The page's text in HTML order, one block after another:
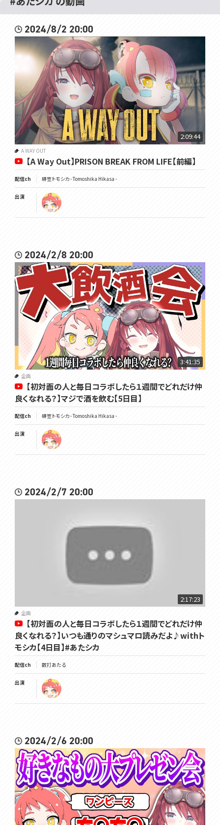
2024/8/2 20:00
2:09:44
A WAY OUT
【A Way Out】PRISON BREAK FROM LIFE【前編】
配信ch 緋笠トモシカ - Tomoshika Hikasa -
出演
2024/2/8 20:00
3:41:35
企画
【初対面の人と毎日コラボしたら１週間でどれだけ仲
良くなれる？】マジで酒を飲む【5日目】
配信ch 緋笠トモシカ - Tomoshika Hikasa -
出演
2024/2/7 20:00
2:17:23
企画
【初対面の人と毎日コラボしたら１週間でどれだけ仲
良くなれる？】いつも通りのマシュマロ読みだよ♪withト
モシカ【4日目】#あたシカ
配信ch 数打あたる
出演
2024/2/6 20:00